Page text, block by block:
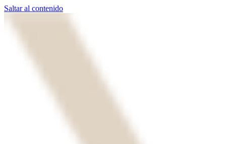
Saltar al contenido